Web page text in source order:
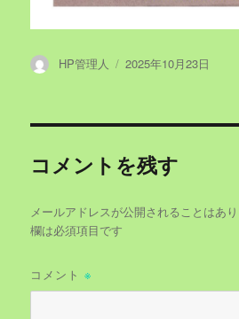
投
HP管理人
投
2025年10月23日
コメントを残す
メールアドレスが公開されることはあり
欄は必須項目です
コメント※